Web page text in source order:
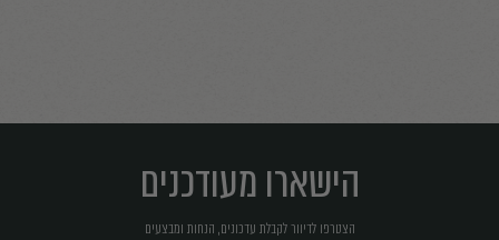
הישארו מעודכנים
הצטרפו לדיוור לקבלת עדכונים, הנחות ומבצעים